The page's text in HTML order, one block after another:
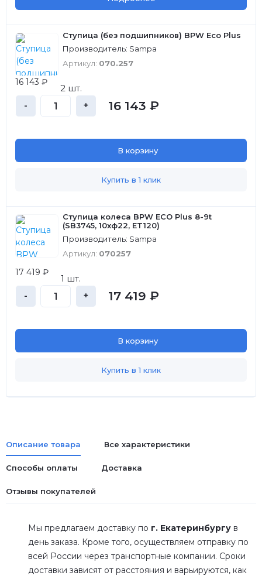
Ступица (без подшипников) BPW Eco Plus
Производитель: Sampa
Артикул: 070.257
16 143 ₽
2 шт.
- + 16 143 ₽
В корзину
Купить в 1 клик
Ступица колеса BPW ECO Plus 8-9t
(SB3745, 10xф22, ET120)
Производитель: Sampa
Артикул: 070257
17 419 ₽
1 шт.
- + 17 419 ₽
В корзину
Купить в 1 клик
Описание товара Все характеристики
Способы оплаты Доставка
Отзывы покупателей
Мы предлагаем доставку по г. Екатеринбургу в
день заказа. Кроме того, осуществляем отправку по
всей России через транспортные компании. Сроки
доставки зависят от расстояния и варьируются, как